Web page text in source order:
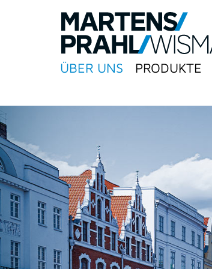
ÜBER UNS PRODUKTE